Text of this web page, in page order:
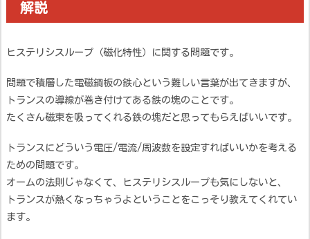
解説
ヒステリシスループ（磁化特性）に関する問題です。
問題で積層した電磁鋼板の鉄心という難しい言葉が出てきますが、
トランスの導線が巻き付けてある鉄の塊のことです。
たくさん磁束を吸ってくれる鉄の塊だと思ってもらえばいいです。
トランスにどういう電圧/電流/周波数を設定すればいいかを考える
ための問題です。
オームの法則じゃなくて、ヒステリシスループも気にしないと、
トランスが熱くなっちゃうよということをこっそり教えてくれてい
ます。